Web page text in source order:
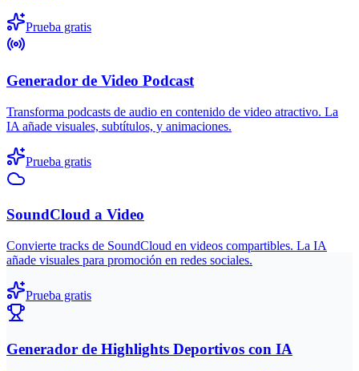
Prueba gratis
Generador de Video Podcast
Transforma podcasts de audio en contenido de video atractivo. La
IA añade visuales, subtítulos, y animaciones.
Prueba gratis
SoundCloud a Video
Convierte tracks de SoundCloud en videos compartibles. La IA
añade visuales para promoción en redes sociales.
Prueba gratis
Generador de Highlights Deportivos con IA